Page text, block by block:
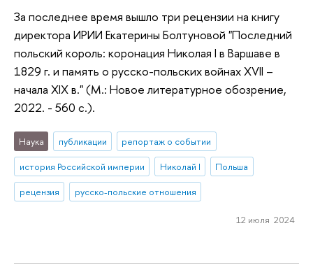
За последнее время вышло три рецензии на книгу
директора ИРИИ Екатерины Болтуновой "Последний
польский король: коронация Николая I в Варшаве в
1829 г. и память о русско-польских войнах XVII –
начала XIX в." (М.: Новое литературное обозрение,
2022. - 560 с.).
Наука публикации
репортаж о событии
история Российской империи
Николай I
Польша
рецензия
русско-польские отношения
12 июля 2024